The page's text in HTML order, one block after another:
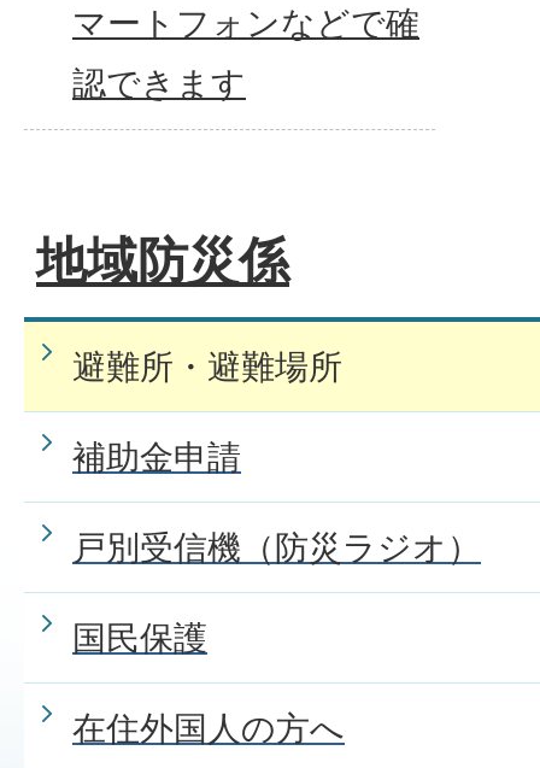
マートフォンなどで確
認できます
地域防災係
避難所・避難場所
補助金申請
戸別受信機（防災ラジオ）
国民保護
在住外国人の方へ